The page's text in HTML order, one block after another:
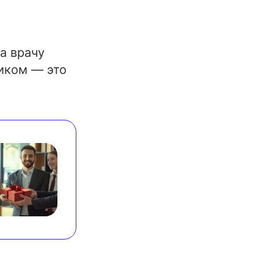
врачу
— это